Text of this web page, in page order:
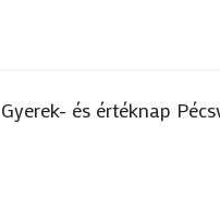
Gyerek- és értéknap